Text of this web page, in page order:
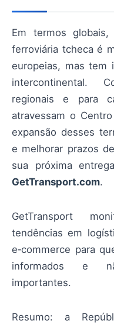
Em termos globais,
ferroviária tcheca é
europeias, mas tem
intercontinental.
regionais e para
atravessam o
expansão desses
e melhorar prazos
sua próxima
GetTransport.com.
GetTransport
tendências em
e‑commerce para
informados e
importantes.
Resumo: a